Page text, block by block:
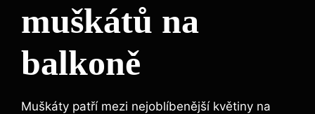
muškátů na
balkoně
Muškáty patří mezi nejoblíbenější květiny na